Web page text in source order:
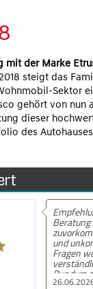
mit der Marke
steigt das
Sektor
gehört von nun
dieser
des
5.00
SEHR
26.06.2026
Empfehlung!
Beratung ,
und
Fragen
Rundum